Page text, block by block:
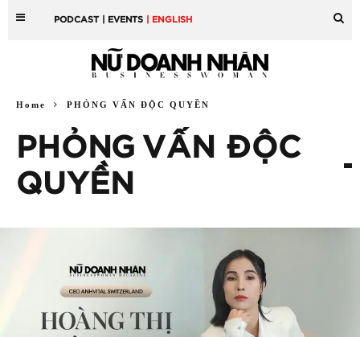
PODCAST | EVENTS | ENGLISH
Home PHỎNG VẤN ĐỘC QUYỀN
PHỎNG VẤN ĐỘC
QUYỀN